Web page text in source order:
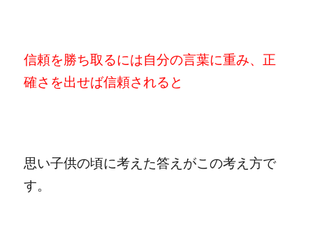
信頼を勝ち取るには自分の言葉に重み、正
確さを出せば信頼されると
思い子供の頃に考えた答えがこの考え方で
す。